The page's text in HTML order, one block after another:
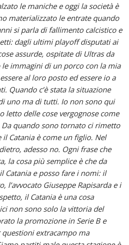
le maniche e oggi la società è
materializzato le entrate quando
si parla di fallimento calcistico e
dagli ultimi playoff disputati ai
assurde, ospitate di Ultras da
immagini di un porco con la mia
al loro posto ed essere io a
Quando c’è stata la situazione
uno ma di tutti. Io non sono qui
letto delle cose vergognose come
quando sono tornato ci rimetto
Catania è come un figlio. Nel
adesso no. Ogni frase che
la cosa più semplice è che da
Catania e posso fare i nomi: il
l’avvocato Giuseppe Rapisarda e i
il Catania è una cosa
non sono solo la vittoria del
la promozione in Serie B e
questioni extracampo ma